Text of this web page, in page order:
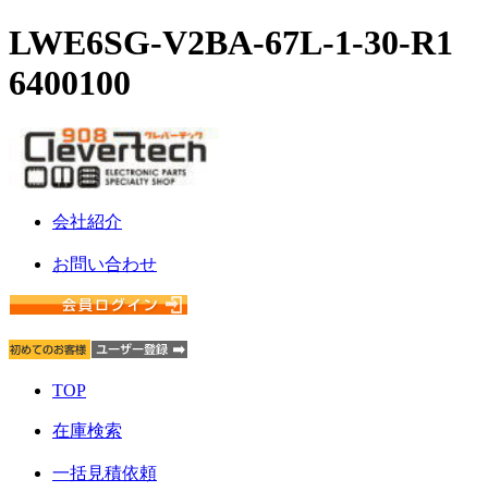
LWE6SG-V2BA-67L-1-30-R1
6400100
会社紹介
お問い合わせ
TOP
在庫検索
一括見積依頼